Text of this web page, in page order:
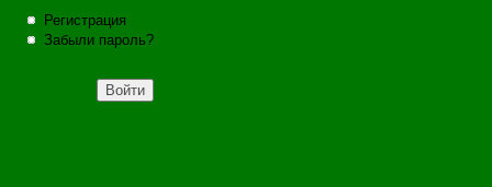
Регистрация
Забыли пароль?